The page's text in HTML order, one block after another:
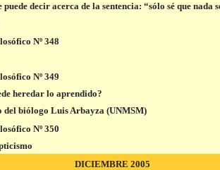
puede decir acerca de la sentencia: “sólo sé que nada
Nº 348
Nº 349
heredar lo aprendido?
del biólogo Luis Arbayza (UNMSM)
Nº 350
DICIEMBRE 2005